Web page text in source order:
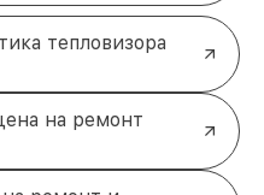
тепловизора
на ремонт